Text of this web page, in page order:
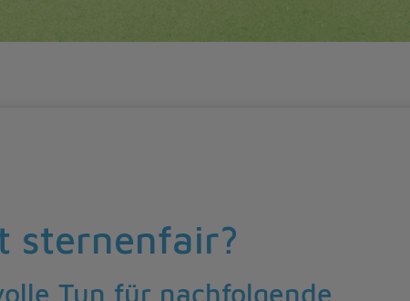
sternenfair?
Tun für nachfolgende